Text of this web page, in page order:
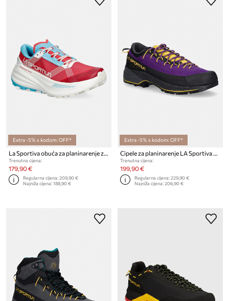
Extra -5% s kodom: OFF*
La Sportiva obuća za planinarenje za žene Prodigio Max
Trenutna cijena:
179,90 €
Regularna cijena:209,90 €
Najniža cijena:188,90 €
Extra -5% s kodom: OFF*
Cipele za planinarenje LA Sportiva TX4 Evo
Trenutna cijena:
199,90 €
Regularna cijena:229,90 €
Najniža cijena:206,90 €